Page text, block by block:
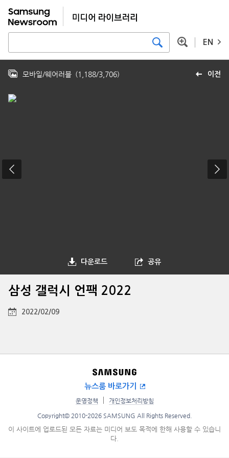
EN
이전
모바일/웨어러블 (1,188/3,706)
다운로드 공유
삼성 갤럭시 언팩 2022
2022/02/09
뉴스룸 바로가기
운영정책 개인정보처리방침
Copyright© 2010-2026 SAMSUNG All Rights Reserved.
이 사이트에 업로드된 모든 자료는 미디어 보도 목적에 한해 사용할 수 있습니
다.